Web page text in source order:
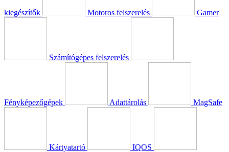
kiegészítők Motoros felszerelés Gamer
Számítógépes felszerelés
Fényképezőgépek Adattárolás MagSafe
Kártyatartó IQOS